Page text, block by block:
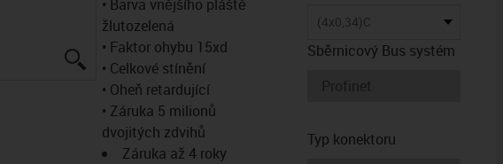
igus-icon-lupe
• Barva vnějšího pláště
žlutozelená
• Faktor ohybu 15xd
• Celkové stínění
• Oheň retardující
• Záruka 5 milionů
dvojitých zdvihů
Záruka až 4 roky
(4x0,34)C
Sběrnicový Bus systém
Typ konektoru